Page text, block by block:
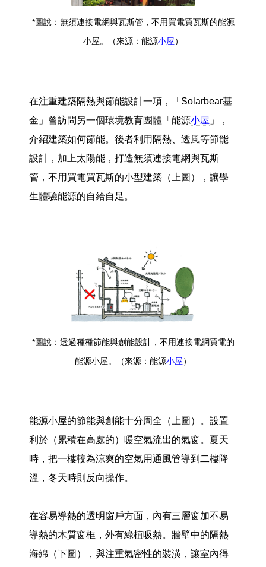
*圖說：無須連接電網與瓦斯管，不用買電買瓦斯的能源
小屋。（來源：能源小屋）
在注重建築隔熱與節能設計一項，「Solarbear基
金」曾訪問另一個環境教育團體「能源小屋 」，
介紹建築如何節能。後者利用隔熱、透風等節能
設計，加上太陽能，打造無須連接電網與瓦斯
管，不用買電買瓦斯的小型建築（上圖），讓學
生體驗能源的自給自足。
*圖說：透過種種節能與創能設計，不用連接電網買電的
能源小屋。（來源：能源小屋）
能源小屋的節能與創能十分周全（上圖）。設置
利於（累積在高處的）暖空氣流出的氣窗。夏天
時，把一樓較為涼爽的空氣用通風管導到二樓降
溫，冬天時則反向操作。
在容易導熱的透明窗戶方面，內有三層窗加不易
導熱的木質窗框，外有綠植吸熱。牆壁中的隔熱
海綿（下圖），與注重氣密性的裝潢，讓室內得